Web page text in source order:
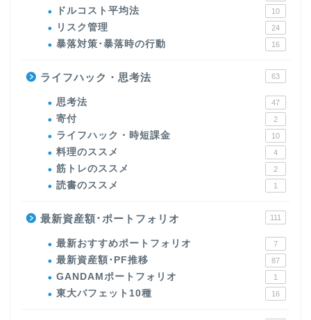
ドルコスト平均法 10
リスク管理 24
暴落対策･暴落時の行動 16
ライフハック・思考法 63
思考法 47
寄付 2
ライフハック・時短課金 10
料理のススメ 4
筋トレのススメ 2
読書のススメ 1
最新資産額･ポートフォリオ 111
最新おすすめポートフォリオ 7
最新資産額･PF推移 87
GANDAMポートフォリオ 1
東大バフェット10種 16